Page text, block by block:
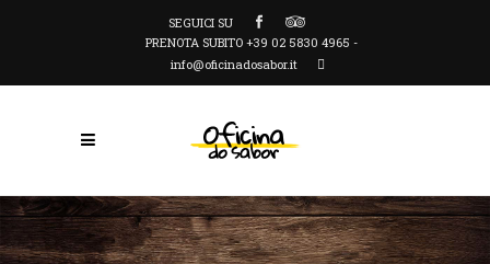
SEGUICI SU
PRENOTA SUBITO +39 02 5830 4965 -
info@oficinadosabor.it